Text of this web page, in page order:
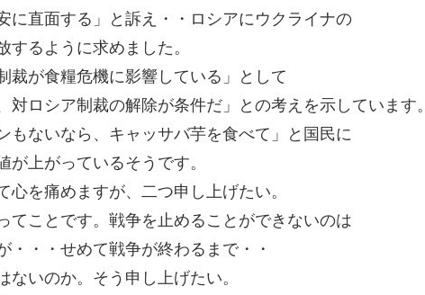
に直面する」と訴え・・ロシアにウクライナの
るように求めました。
裁が食糧危機に影響している」として
対ロシア制裁の解除が条件だ」との考えを示しています。
もないなら、キャッサバ芋を食べて」と国民に
上がっているそうです。
を痛めますが、二つ申し上げたい。
てことです。戦争を止めることができないのは
・・せめて戦争が終わるまで・・
いのか。そう申し上げたい。